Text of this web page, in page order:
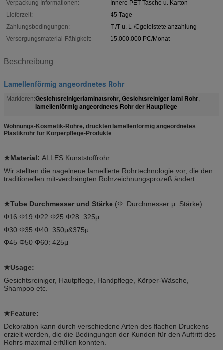
Verpackung Informationen:
Innere PET Tasche u. Karton
Lieferzeit:
45 Tage
Zahlungsbedingungen:
T-/T u. L-/Cgeleistete anzahlung
Versorgungsmaterial-Fähigkeit:
15.000.000 PC/Monat
Beschreibung
Lamellenförmig angeordnetes Rohr
Markieren:Gesichtsreinigerlaminatsrohr, Gesichtsreiniger lami Rohr,
lamellenförmig angeordnetes Rohr der Hautpflege
Wohnungs-Kosmetik-Rohre, druckten lamellenförmig angeordnetes
Plastikrohr für Körperpflege-Produkte
★Material: ALLES Kunststoffrohr
Wir stellten die nagelneue lamellierte Rohrtechnologie vor, die den
traditionellen mit-verdrängten Rohrzeichnungsprozeß ändert
★Tube Durchmesser und Stärke (Φ: Durchmesser μ: Stärke)
Φ16 Φ19 Φ22 Φ25 Φ28: 325μ
Φ30 Φ35 Φ40: 350μ&375μ
Φ45 Φ50 Φ60: 425μ
★Usage:
Gesichtsreiniger, Hautpflege, Handpflege, Körper-Wäsche,
Shampoo etc.
★Feature:
Dekoration kann durch verschiedene Arten des flachen Druckens
erzielt werden, die die Bedingungen der Kunden für den Auftritt des
Rohrs maximal erfüllen konnten.